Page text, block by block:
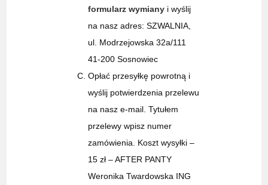
formularz wymiany i wyślij
na nasz adres: SZWALNIA,
ul. Modrzejowska 32a/111
41-200 Sosnowiec
Opłać przesyłkę powrotną i
wyślij potwierdzenia przelewu
na nasz e-mail. Tytułem
przelewy wpisz numer
zamówienia. Koszt wysyłki –
15 zł – AFTER PANTY
Weronika Twardowska ING